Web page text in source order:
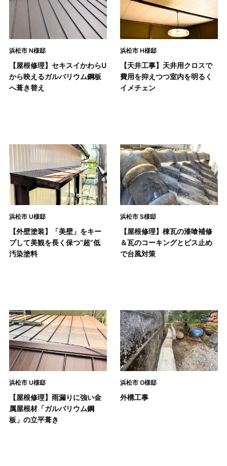
浜松市 N様邸
【屋根修理】セキスイかわらU
から映えるガルバリウム鋼板
へ葺き替え
浜松市 H様邸
【天井工事】天井用クロスで
費用を抑えつつ室内を明るく
イメチェン
浜松市 U様邸
【外壁塗装】「美壁」をキー
プして美観を長く保つ“超”低
汚染塗料
浜松市 S様邸
【屋根修理】棟瓦の漆喰補修
＆瓦のコーキングとビス止め
で台風対策
浜松市 U様邸
【屋根修理】雨漏りに強い金
属屋根材「ガルバリウム鋼
板」の立平葺き
浜松市 O様邸
外構工事